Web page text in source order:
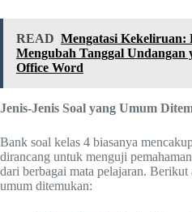
READ Mengatasi Kekeliruan:
Mengubah Tanggal Undangan
Office Word
Jenis-Jenis Soal yang Umum
Bank soal kelas 4 biasanya
dirancang untuk menguji
dari berbagai mata pelajaran. Berikut
umum ditemukan: